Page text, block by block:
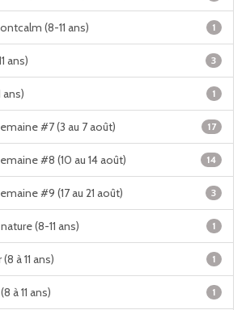
(8-11 ans) 1
ans) 3
ans) 1
#7 (3 au 7 août) 17
#8 (10 au 14 août) 14
#9 (17 au 21 août) 3
(8-11 ans) 1
à 11 ans) 1
à 11 ans) 1